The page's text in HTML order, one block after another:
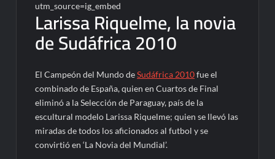
utm_source=ig_embed
Larissa Riquelme, la novia
de Sudáfrica 2010
El Campeón del Mundo deSudáfrica 2010fue el
combinado de España, quien en Cuartos de Final
eliminó a la Selección de Paraguay, país de la
escultural modelo Larissa Riquelme; quien se llevó las
miradas de todos los aficionados al futbol y se
convirtió en ‘La Novia del Mundial’.